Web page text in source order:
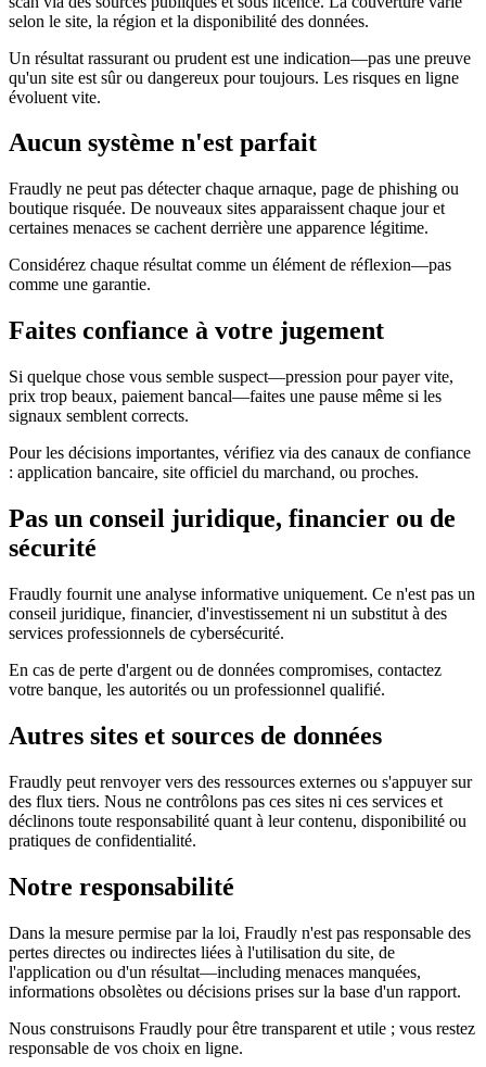
selon le site, la région et la disponibilité des données.
Un résultat rassurant ou prudent est une indication—pas une preuve
qu'un site est sûr ou dangereux pour toujours. Les risques en ligne
évoluent vite.
Aucun système n'est parfait
Fraudly ne peut pas détecter chaque arnaque, page de phishing ou
boutique risquée. De nouveaux sites apparaissent chaque jour et
certaines menaces se cachent derrière une apparence légitime.
Considérez chaque résultat comme un élément de réflexion—pas
comme une garantie.
Faites confiance à votre jugement
Si quelque chose vous semble suspect—pression pour payer vite,
prix trop beaux, paiement bancal—faites une pause même si les
signaux semblent corrects.
Pour les décisions importantes, vérifiez via des canaux de confiance
: application bancaire, site officiel du marchand, ou proches.
Pas un conseil juridique, financier ou de
sécurité
Fraudly fournit une analyse informative uniquement. Ce n'est pas un
conseil juridique, financier, d'investissement ni un substitut à des
services professionnels de cybersécurité.
En cas de perte d'argent ou de données compromises, contactez
votre banque, les autorités ou un professionnel qualifié.
Autres sites et sources de données
Fraudly peut renvoyer vers des ressources externes ou s'appuyer sur
des flux tiers. Nous ne contrôlons pas ces sites ni ces services et
déclinons toute responsabilité quant à leur contenu, disponibilité ou
pratiques de confidentialité.
Notre responsabilité
Dans la mesure permise par la loi, Fraudly n'est pas responsable des
pertes directes ou indirectes liées à l'utilisation du site, de
l'application ou d'un résultat—including menaces manquées,
informations obsolètes ou décisions prises sur la base d'un rapport.
Nous construisons Fraudly pour être transparent et utile ; vous restez
responsable de vos choix en ligne.